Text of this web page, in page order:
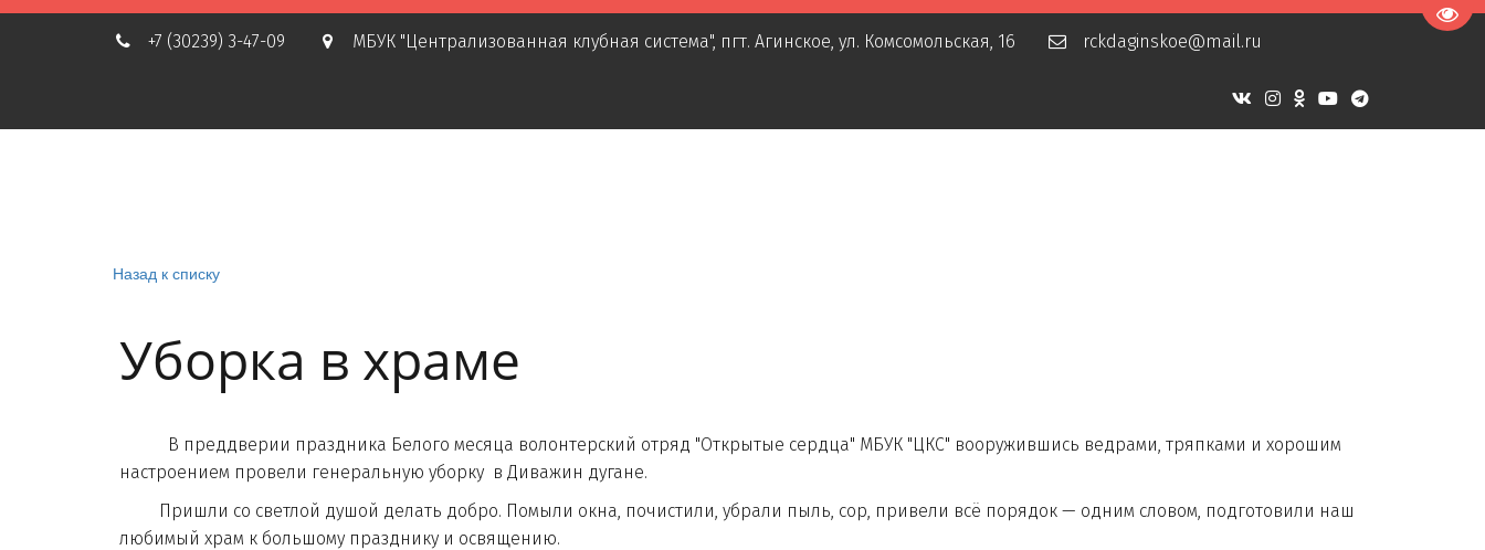
+7 (30239) 3-47-09 МБУК "Централизованная клубная система", пгт. Агинское, ул. Комсомольская, 16 rckdaginskoe@mail.ru
Назад к списку
Уборка в храме
В преддверии праздника Белого месяца волонтерский отряд "Открытые сердца" МБУК "ЦКС" вооружившись ведрами, тряпками и хорошим
настроением провели генеральную уборку в Диважин дугане.
Пришли со светлой душой делать добро. Помыли окна, почистили, убрали пыль, сор, привели всё порядок — одним словом, подготовили наш
любимый храм к большому празднику и освящению.